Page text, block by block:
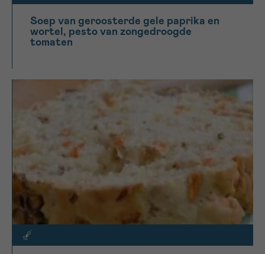
Soep van geroosterde gele paprika en
wortel, pesto van zongedroogde
tomaten